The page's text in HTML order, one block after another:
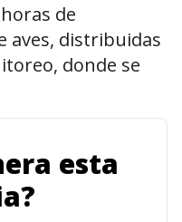
de
aves, distribuidas
donde se
esta